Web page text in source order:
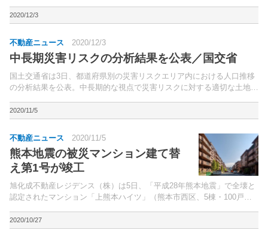
2020/12/3
不動産ニュース 2020/12/3
中長期災害リスクの分析結果を公表／国交省
国土交通省は3日、都道府県別の災害リスクエリア内における人口推移
の分析結果を公表。中長期的な視点で災害リスクに対する適切な土地利
2020/11/5
不動産ニュース 2020/11/5
熊本地震の被災マンション建て替
え第1号が竣工
旭化成不動産レジデンス（株）は5日、「平成28年熊本地震」で全壊と
認定されたマンション「上熊本ハイツ」（熊本市西区、5棟・100戸）
工したと発表した。同震災の被災マンション建替事...
2020/10/27